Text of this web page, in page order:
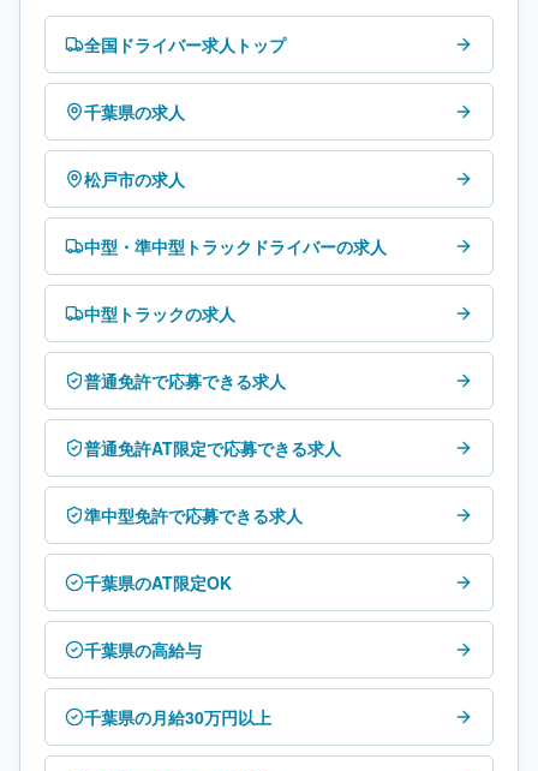
全国ドライバー求人トップ
千葉県の求人
松戸市の求人
中型・準中型トラックドライバーの求人
中型トラックの求人
普通免許で応募できる求人
普通免許AT限定で応募できる求人
準中型免許で応募できる求人
千葉県のAT限定OK
千葉県の高給与
千葉県の月給30万円以上